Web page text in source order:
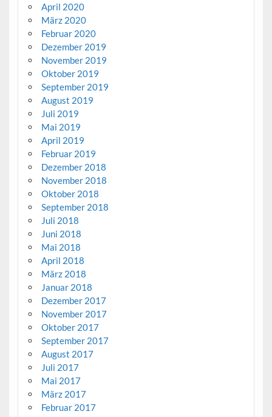
April 2020
März 2020
Februar 2020
Dezember 2019
November 2019
Oktober 2019
September 2019
August 2019
Juli 2019
Mai 2019
April 2019
Februar 2019
Dezember 2018
November 2018
Oktober 2018
September 2018
Juli 2018
Juni 2018
Mai 2018
April 2018
März 2018
Januar 2018
Dezember 2017
November 2017
Oktober 2017
September 2017
August 2017
Juli 2017
Mai 2017
März 2017
Februar 2017